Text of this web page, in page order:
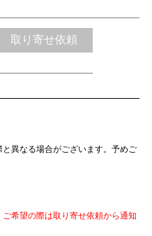
取り寄せ依頼
異なる場合がございます。予めご
希望の際は取り寄せ依頼から通知